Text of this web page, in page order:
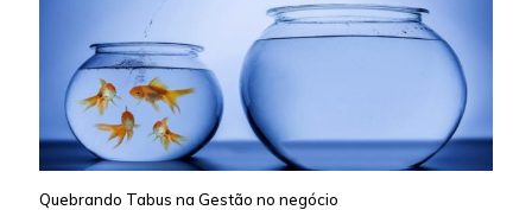
Quebrando Tabus na Gestão no negócio